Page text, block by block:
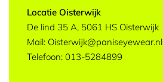
Locatie Oisterwijk
De lind 35 A, 5061 HS Oisterwijk
Mail: Oisterwijk@paniseyewear.nl
Telefoon: 013-5284899